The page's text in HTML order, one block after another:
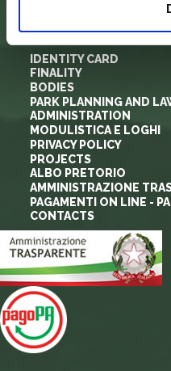
AGENCY PARK
IDENTITY CARD
FINALITY
BODIES
PARK PLANNING AND
ADMINISTRATION
MODULISTICA E LOGHI
PRIVACY POLICY
PROJECTS
ALBO PRETORIO
AMMINISTRAZIONE
PAGAMENTI ON LINE -
CONTACTS